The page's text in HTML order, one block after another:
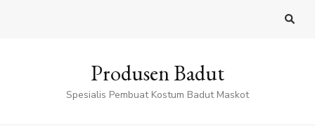
Produsen Badut
Spesialis Pembuat Kostum Badut Maskot